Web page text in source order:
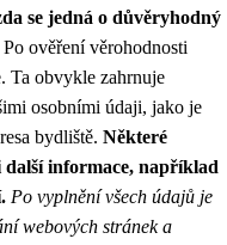
se jedná o důvěryhodný
Po ověření věrohodnosti
Ta obvykle zahrnuje
osobními údaji, jako je
bydliště. Některé
další informace, například
Po vyplnění všech údajů je
webových stránek a